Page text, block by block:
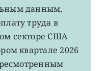
Затраты
рабочую
силу
США
выросли
данным,
труда в
секторе США
квартале 2026